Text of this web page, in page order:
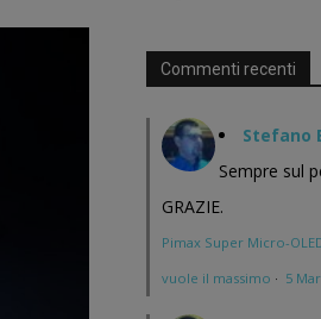
Commenti recenti
Stefano
Sempre sul
GRAZIE.
Pimax Super Micro-
vuole il massimo · 5